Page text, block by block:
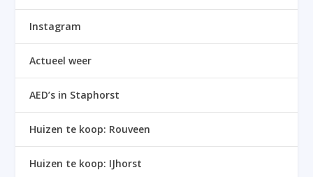
Instagram
Actueel weer
AED’s in Staphorst
Huizen te koop: Rouveen
Huizen te koop: IJhorst